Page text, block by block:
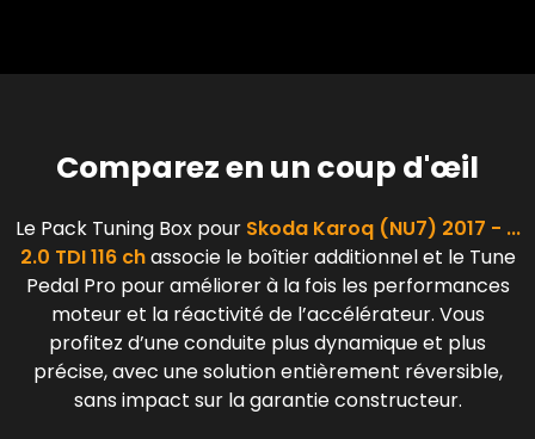
Comparez en un coup d'œil
Le Pack Tuning Box pour Skoda Karoq (NU7) 2017 - ...
2.0 TDI 116 chassocie le boîtier additionnel et le Tune
Pedal Pro pour améliorer à la fois les performances
moteur et la réactivité de l’accélérateur. Vous
profitez d’une conduite plus dynamique et plus
précise, avec une solution entièrement réversible,
sans impact sur la garantie constructeur.